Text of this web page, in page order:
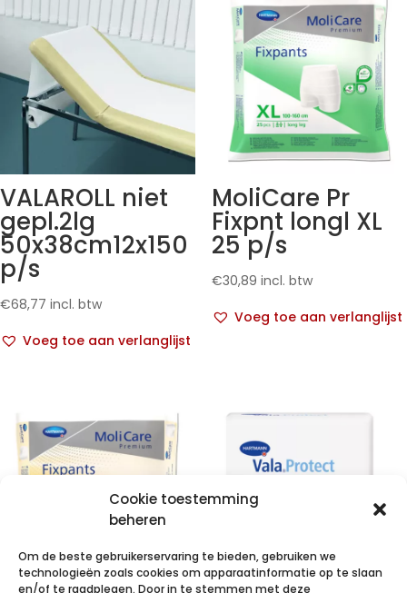
Cookie toestemming
beheren
Om de beste gebruikerservaring te bieden, gebruiken we
technologieën zoals cookies om apparaatinformatie op te slaan
en/of te raadplegen. Door in te stemmen met deze
VALAROLL niet
gepl.2lg
50x38cm12x150
p/s
€68,77 incl. btw
Voeg toe aan verlanglijst
MoliCare Pr
Fixpnt longl XL
25 p/s
€30,89 incl. btw
Voeg toe aan verlanglijst